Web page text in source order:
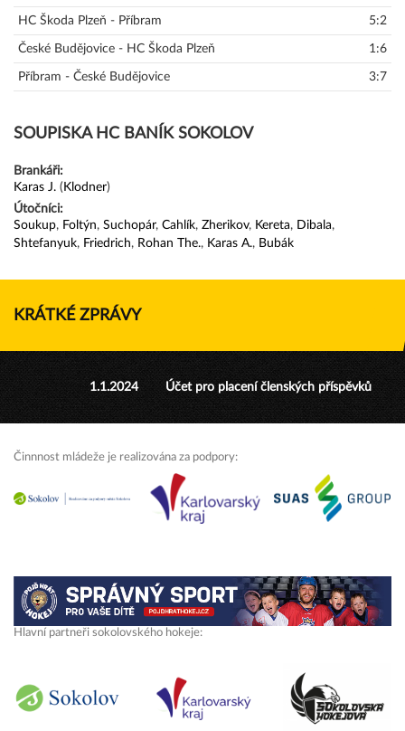
HC Škoda Plzeň - Příbram 5:2
České Budějovice - HC Škoda Plzeň 1:6
Příbram - České Budějovice 3:7
SOUPISKA HC BANÍK SOKOLOV
Brankáři:
Karas J. ( Klodner)
Útočníci:
Soukup, Foltýn, Suchopár, Cahlík, Zherikov, Kereta, Dibala,
Shtefanyuk, Friedrich, Rohan The., Karas A., Bubák
KRÁTKÉ ZPRÁVY
1.1.2024 Účet pro placení členských příspěvků
Činnnost mládeže je realizována za podpory:
Hlavní partneři sokolovského hokeje: